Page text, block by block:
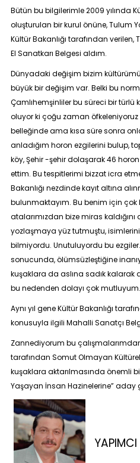
Bütün bu bilgilerimle 2009 yılında
oluşturulan bir kurul önüne, Tulum
Kültür Bakanlığı tarafından verilen,
El Sanatkarı Belgesi aldım.
Dünyadaki değişim bizim
büyük bir değişim var. Belki bu
Çamlıhemşinliler bu süreci bir
oluyor ki çoğu zaman öfkeleniyoruz
belleğinde ama kısa süre sonra
anladığım horon ezgilerini bulup,
köy, Şehir -şehir dolaşarak 46
ettim. Bu tespitlerimi bizzat icra
Bakanlığı nezdinde kayıt altına
bulunmaktayım. Bu benim için çok
atalarımızdan bize miras
yozlaşmaya yüz tutmuştu,
bilmiyordu. Unutuluyordu bu
sonucunda, ölümsüzleştiğine
kuşaklara da aslına sadık kalarak
bu nedenden dolayı çok mutluyum.
Aynı yıl gene Kültür Bakanlığı
konusuyla ilgili Mahalli Sanatçı
Zannediyorum bu çalışmalarımdan
tarafından Somut Olmayan
kuşaklara aktarılmasında önemli
Yaşayan İnsan Hazinelerine” aday
YAPIMCI